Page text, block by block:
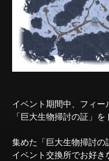
イベント期間中、フィー
「巨大生物掃討の証」を
集めた「巨大生物掃討の
イベント交換所でお好き